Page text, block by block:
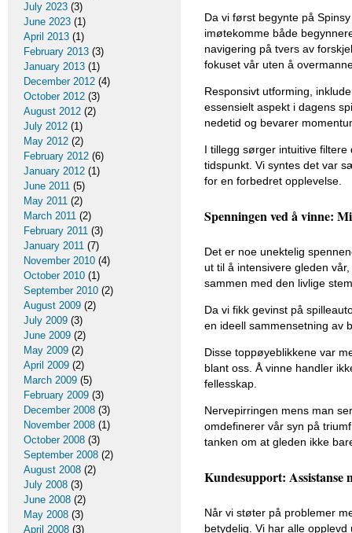
Da vi først begynte på
imøtekomme både
navigering på tvers av
fokuset vår uten å
Responsivt utforming,
essensielt aspekt i dagens
nedetid og bevarer
I tillegg sørger intuitive
tidspunkt. Vi syntes det var
for en forbedret opplevelse.
Spenningen ved å vinne:
Det er noe unektelig
ut til å intensivere gleden
sammen med den livlige
Da vi fikk gevinst på
en ideell sammensetning av
Disse toppøyeblikkene var
blant oss. Å vinne handler
fellesskap.
Nervepirringen mens man
omdefinerer vår syn på
tanken om at gleden ikke
Kundesupport: Assistanse
Når vi støter på problemer
betydelig. Vi har alle
July 2023 (3)
June 2023 (1)
April 2013 (1)
February 2013 (3)
January 2013 (1)
December 2012 (4)
October 2012 (3)
August 2012 (2)
July 2012 (1)
May 2012 (2)
February 2012 (6)
January 2012 (1)
June 2011 (5)
May 2011 (2)
March 2011 (2)
February 2011 (3)
January 2011 (7)
November 2010 (4)
October 2010 (1)
September 2010 (2)
August 2009 (2)
July 2009 (3)
June 2009 (2)
May 2009 (2)
April 2009 (2)
March 2009 (5)
February 2009 (3)
December 2008 (3)
November 2008 (1)
October 2008 (3)
September 2008 (2)
August 2008 (2)
July 2008 (3)
June 2008 (2)
May 2008 (3)
April 2008 (3)